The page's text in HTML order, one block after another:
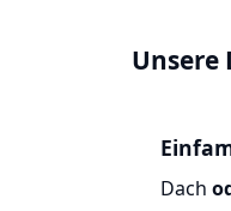
Unsere
Dach